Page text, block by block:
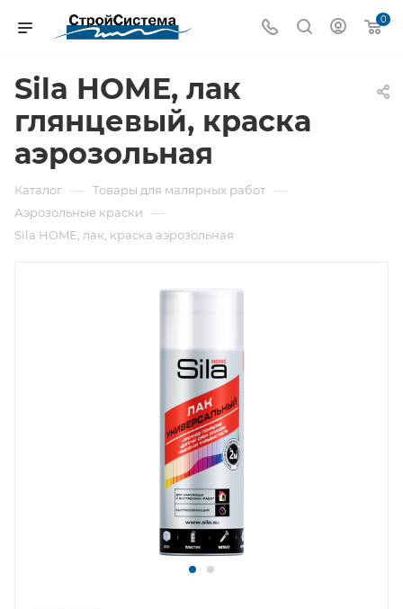
0
Sila HOME, лак
глянцевый, краска
аэрозольная
Каталог — Товары для малярных работ —
Аэрозольные краски —
Sila HOME, лак, краска аэрозольная